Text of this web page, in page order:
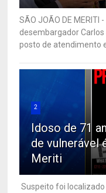
SÃO JOÃO DE MERITI
desembargador
posto de atendimento
2
Idoso de 71
de vulnerável
Meriti
Suspeito foi